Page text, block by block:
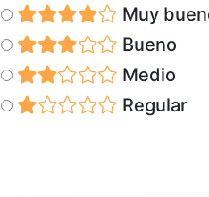
Muy
Bueno
Medio
Regular